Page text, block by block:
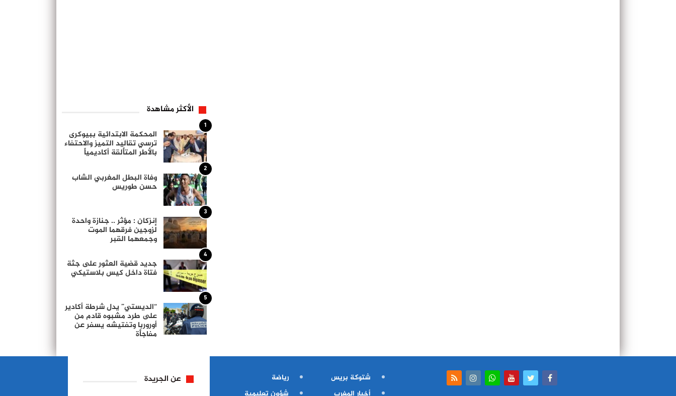
الأكثر مشاهدة
1
المحكمة الابتدائية ببيوكرى
ترسي تقاليد التميز والاحتفاء
بالأطر المتألقة أكاديمياً
2
وفاة البطل المغربي الشاب
حسن طوريس
3
إنزكان : مؤثر .. جنازة واحدة
لزوجين فرقهما الموت
وجمعهما القبر
4
جديد قضية العثور على جثة
فتاة داخل كيس بلاستيكي
5
“الديستي” يدل شرطة أكادير
على طرد مشبوه قادم من
أوروربا وتفتيشه يسفر عن
مفاجأة
شتوكة بريس
أخبار المغرب
رياضة
شؤون تعليمية
عن الجريدة